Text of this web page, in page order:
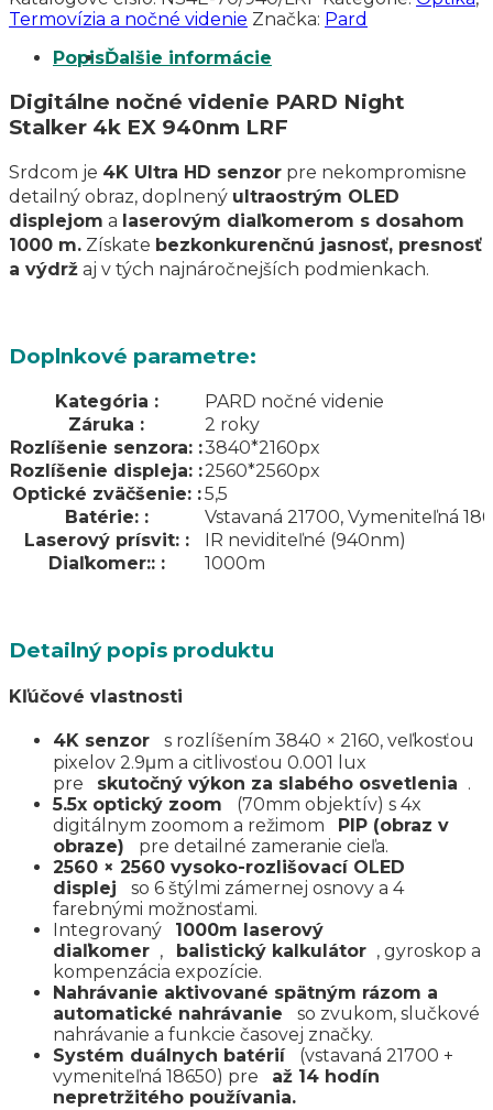
940nm
LRF
Termovízia a nočné videnie Značka: Pard
PopisĎalšie informácie
Digitálne nočné videnie PARD Night
Stalker 4k EX 940nm LRF
Srdcom je 4K Ultra HD senzor pre nekompromisne
detailný obraz, doplnený ultraostrým OLED
displejom a laserovým diaľkomerom s dosahom
1000 m. Získate bezkonkurenčnú jasnosť, presnosť
a výdrž aj v tých najnáročnejších podmienkach.
Doplnkové parametre:
Kategória :
PARD nočné videnie
Záruka :
2 roky
Rozlíšenie senzora: :3840*2160px
Rozlíšenie displeja: :2560*2560px
Optické zväčšenie: :5,5
Batérie: :
Vstavaná 21700, Vymeniteľná
Laserový prísvit: :
IR neviditeľné (940nm)
Diaľkomer:: : 1000m
Detailný popis produktu
Kľúčové vlastnosti
4K senzor
s rozlíšením 3840 × 2160, veľkosťou
pixelov 2.9μm a citlivosťou 0.001 lux
pre skutočný výkon za slabého osvetlenia .
5.5x optický zoom
(70mm objektív) s 4x
digitálnym zoomom a režimom
PIP (obraz v
obraze)
pre detailné zameranie cieľa.
2560 × 2560 vysoko-rozlišovací OLED
displej
so 6 štýlmi zámernej osnovy a 4
farebnými možnosťami.
Integrovaný 1000m laserový
diaľkomer , balistický kalkulátor , gyroskop a
kompenzácia expozície.
Nahrávanie aktivované spätným rázom a
automatické nahrávanie
so zvukom, slučkové
nahrávanie a funkcie časovej značky.
Systém duálnych batérií
(vstavaná 21700 +
vymeniteľná 18650) pre až 14 hodín
nepretržitého používania.